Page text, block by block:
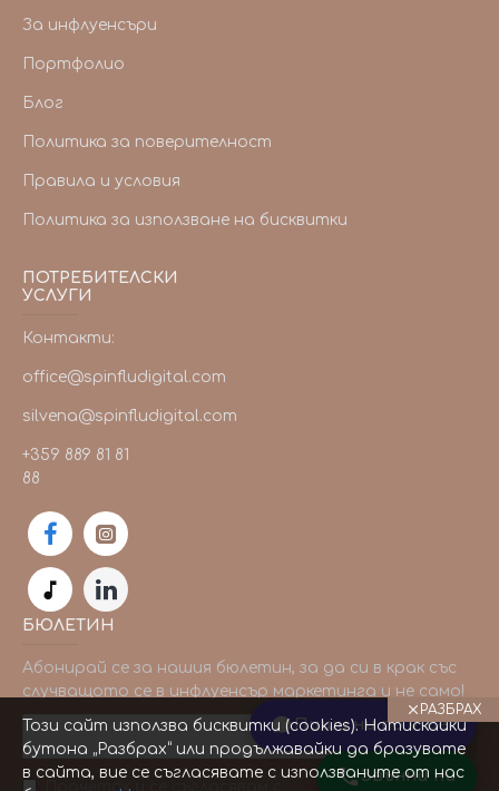
Пиши ни по Viber
Звънни ни
За инфлуенсъри
Портфолио
Блог
Политика за поверителност
Правила и условия
Политика за използване на бисквитки
ПОТРЕБИТЕЛСКИ
УСЛУГИ
Контакти:
office@spinfludigital.com
silvena@spinfludigital.com
+359 889 81 81
88
БЮЛЕТИН
Абонирай се за нашия бюлетин, за да си в крак със
случващото се в инфлуенсър маркетинга и не само!
Прочетох и се съгласявам с
РАЗБРАХ
Този сайт използва бисквитки (cookies). Натискайки
бутона „Разбрах“ или продължавайки да бразувате
в сайта, вие се съгласявате с използваните от нас